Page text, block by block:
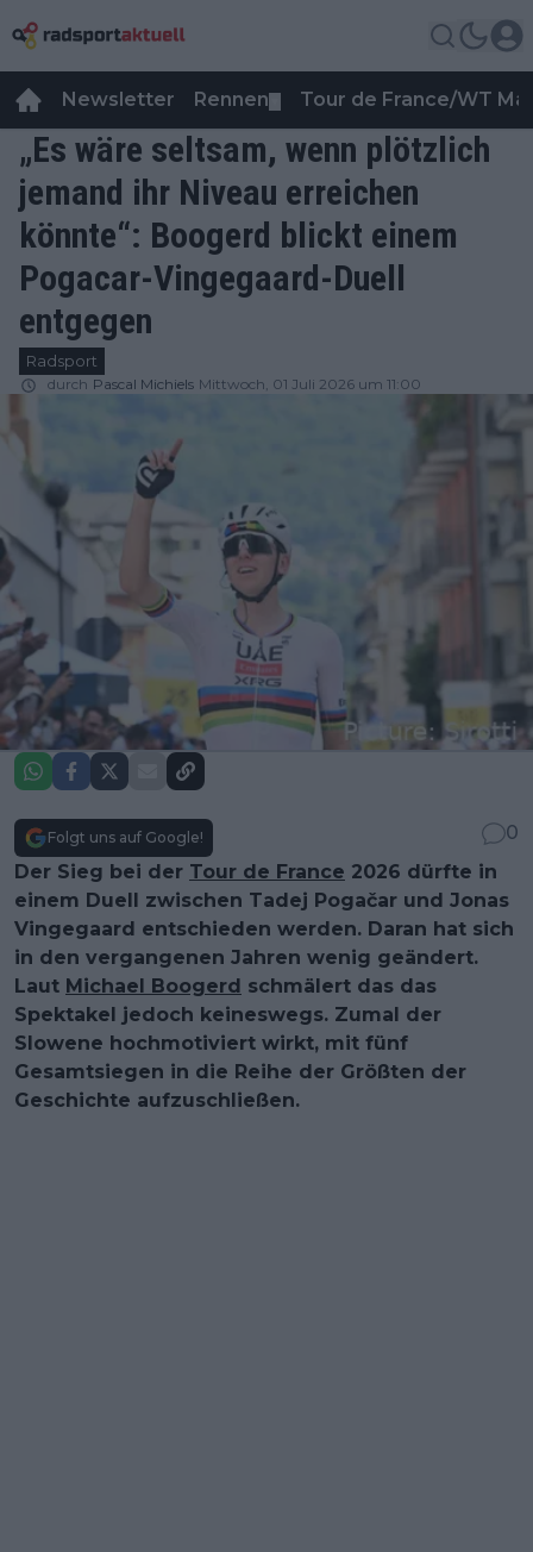
Newsletter Rennen Tour de France/WT
„Es wäre seltsam, wenn plötzlich
jemand ihr Niveau erreichen
könnte“: Boogerd blickt einem
Pogacar-Vingegaard-Duell
entgegen
Radsport
durch Pascal Michiels Mittwoch, 01 Juli 2026 um 11:00
Folgt uns auf Google!
0
Der Sieg bei der Tour de France 2026 dürfte in
einem Duell zwischen Tadej Pogačar und Jonas
Vingegaard entschieden werden. Daran hat sich
in den vergangenen Jahren wenig geändert.
Laut Michael Boogerd schmälert das das
Spektakel jedoch keineswegs. Zumal der
Slowene hochmotiviert wirkt, mit fünf
Gesamtsiegen in die Reihe der Größten der
Geschichte aufzuschließen.